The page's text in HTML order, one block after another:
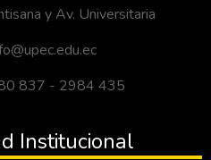
y Av. Universitaria
837 - 2984 435
Institucional